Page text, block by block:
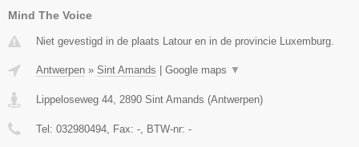
Mind The Voice
Niet gevestigd in de plaats Latour en in de provincie Luxemburg.
Antwerpen » Sint Amands Google maps ▼
Lippeloseweg 44, 2890 Sint Amands (Antwerpen)
Tel: 032980494, Fax: -, BTW-nr: -